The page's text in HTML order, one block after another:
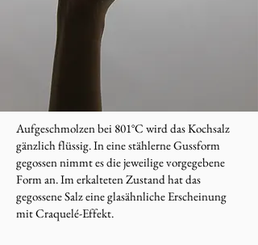
Aufgeschmolzen bei 801°C wird das Kochsalz
gänzlich flüssig. In eine stählerne Gussform
gegossen nimmt es die jeweilige vorgegebene
Form an. Im erkalteten Zustand hat das
gegossene Salz eine glasähnliche Erscheinung
mit Craquelé-Effekt.